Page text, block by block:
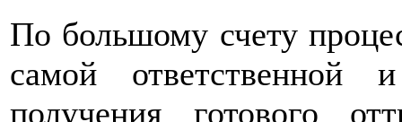
По большому счету
самой ответственной
получения готового